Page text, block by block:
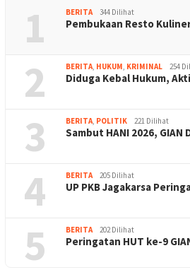
1 BERITA 344 Dilihat
Pembukaan Resto
2 BERITA, HUKUM, KRIMINAL 254
Diduga Kebal Hukum,
3 BERITA, POLITIK 221 Dilihat
Sambut HANI 2026,
4 BERITA 205 Dilihat
UP PKB Jagakarsa
5 BERITA 202 Dilihat
Peringatan HUT ke-9